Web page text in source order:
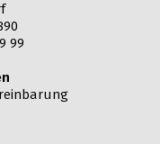
99